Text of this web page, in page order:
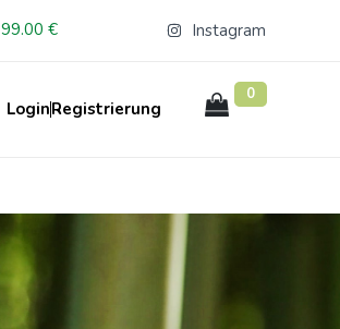
99.00 € Instagram
LoginRegistrierung
0